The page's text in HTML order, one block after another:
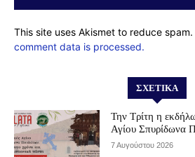
This site uses Akismet to reduce spam.
comment data is processed.
ΣΧΕΤΙΚΆ
Την Τρίτη η
Αγίου Σπυρίδωνα
7 Αυγούστου 2026